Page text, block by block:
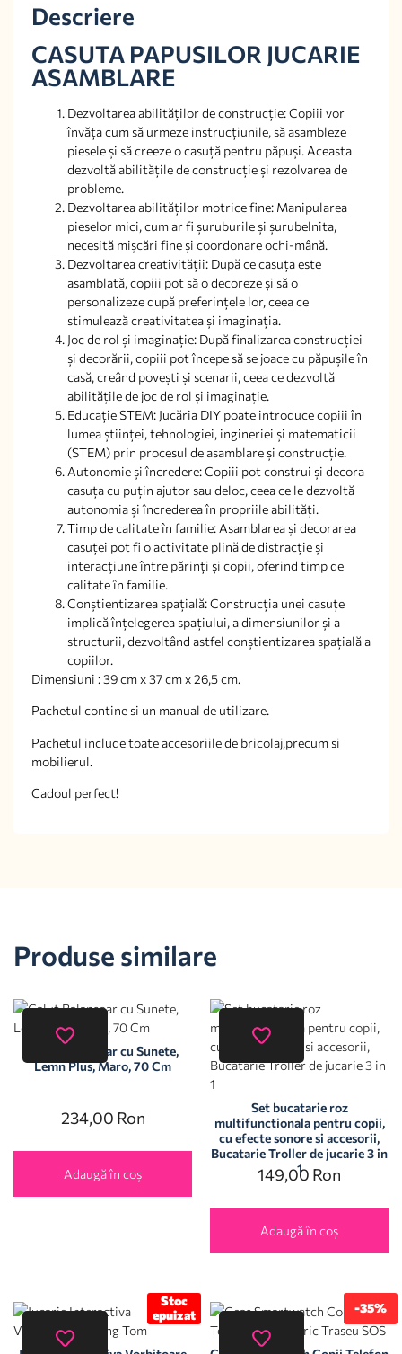
Descriere
CASUTA PAPUSILOR JUCARIE
ASAMBLARE
Dezvoltarea abilităților de construcție: Copiii vor
învăța cum să urmeze instrucțiunile, să asambleze
piesele și să creeze o casuță pentru păpuși. Aceasta
dezvoltă abilitățile de construcție și rezolvarea de
probleme.
Dezvoltarea abilităților motrice fine: Manipularea
pieselor mici, cum ar fi șuruburile și șurubelnita,
necesită mișcări fine și coordonare ochi-mână.
Dezvoltarea creativității: După ce casuța este
asamblată, copiii pot să o decoreze și să o
personalizeze după preferințele lor, ceea ce
stimulează creativitatea și imaginația.
Joc de rol și imaginație: După finalizarea construcției
și decorării, copiii pot începe să se joace cu păpușile în
casă, creând povești și scenarii, ceea ce dezvoltă
abilitățile de joc de rol și imaginație.
Educație STEM: Jucăria DIY poate introduce copiii în
lumea științei, tehnologiei, ingineriei și matematicii
(STEM) prin procesul de asamblare și construcție.
Autonomie și încredere: Copiii pot construi și decora
casuța cu puțin ajutor sau deloc, ceea ce le dezvoltă
autonomia și încrederea în propriile abilități.
Timp de calitate în familie: Asamblarea și decorarea
casuței pot fi o activitate plină de distracție și
interacțiune între părinți și copii, oferind timp de
calitate în familie.
Conștientizarea spațială: Construcția unei casuțe
implică înțelegerea spațiului, a dimensiunilor și a
structurii, dezvoltând astfel conștientizarea spațială a
copiilor.
Dimensiuni : 39 cm x 37 cm x 26,5 cm.
Pachetul contine si un manual de utilizare.
Pachetul include toate accesoriile de bricolaj,precum si
mobilierul.
Cadoul perfect!
Produse similare
Calut Balansoar cu Sunete,
Lemn Plus, Maro, 70 Cm
234,00 Ron
Adaugă în coș
Set bucatarie roz
multifunctionala pentru copii,
cu efecte sonore si accesorii,
Bucatarie Troller de jucarie 3 in
1
149,00 Ron
Adaugă în coș
Stoc
epuizat
-35%